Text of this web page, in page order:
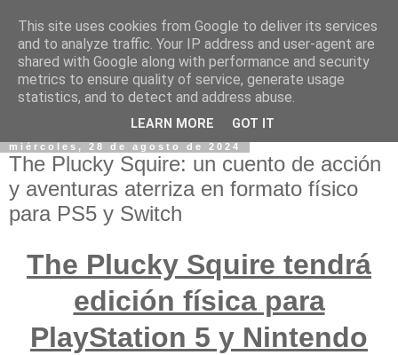
miércoles, 28 de agosto de 2024
The Plucky Squire: un cuento de acción
y aventuras aterriza en formato físico
para PS5 y Switch
The Plucky Squire tendrá
edición física para
PlayStation 5 y Nintendo
This site uses cookies from Google to deliver its services
and to analyze traffic. Your IP address and user-agent are
shared with Google along with performance and security
metrics to ensure quality of service, generate usage
statistics, and to detect and address abuse.
LEARN MORE GOT IT